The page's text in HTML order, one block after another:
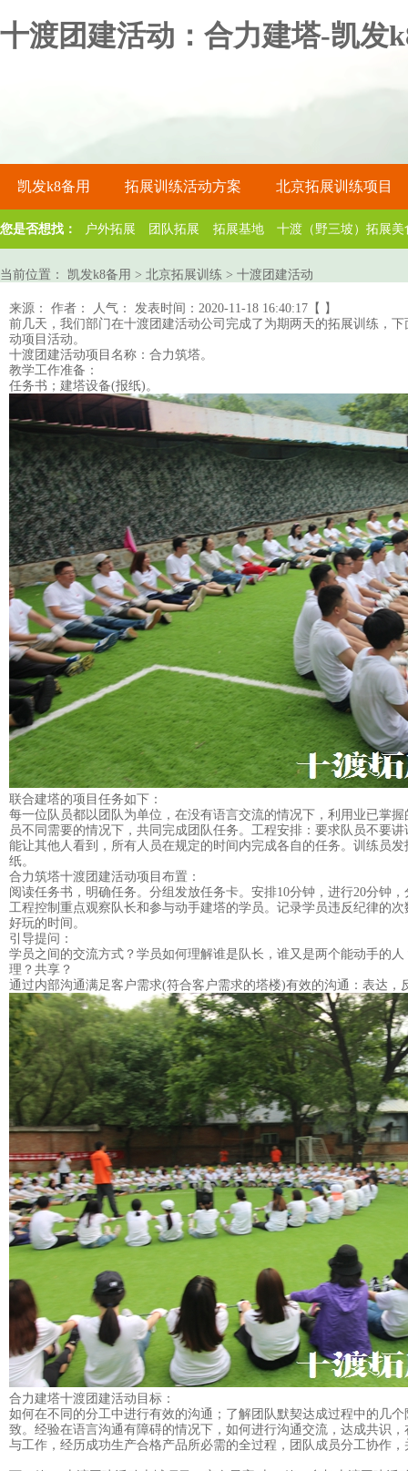
十渡团建活动：合力建塔-凯发
凯发k8备用 拓展训练活动方案 北京拓展训练项目
关于凯发k8备用
您是否想找： 户外拓展 团队拓展 拓展基地 十渡（野三坡）拓展美
当前位置： 凯发k8备用 > 北京拓展训练 > 十渡团建活动
来源： 作者： 人气： 发表时间：2020-11-18 16:40:17【 】
前几天，我们部门在十渡团建活动公司完成了为期两天的拓展训练 ，
动项目活动。
十渡团建活动项目名称：合力筑塔。
教学工作准备：
任务书；建塔设备(报纸)。
联合建塔的项目任务如下：
每一位队员都以团队为单位，在没有语言交流的情况下，利用业已掌
员不同需要的情况下，共同完成团队任务。工程安排：要求队员不要
能让其他人看到，所有人员在规定的时间内完成各自的任务。训练员
纸。
合力筑塔十渡团建活动项目布置：
阅读任务书，明确任务。分组发放任务卡。安排10分钟，进行20分钟
工程控制重点观察队长和参与动手建塔的学员。记录学员违反纪律的
好玩的时间。
引导提问：
学员之间的交流方式？学员如何理解谁是队长，谁又是两个能动手的
理？共享？
通过内部沟通满足客户需求(符合客户需求的塔楼)有效的沟通：表达，
合力建塔十渡团建活动目标：
如何在不同的分工中进行有效的沟通；了解团队默契达成过程中的几
致。经验在语言沟通有障碍的情况下，如何进行沟通交流，达成共识
与工作，经历成功生产合格产品所必需的全过程，团队成员分工协作